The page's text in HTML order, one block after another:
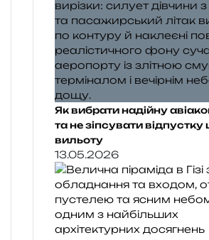
Як вибрати надійну
та не зіпсувати
вильоту
13.05.2026